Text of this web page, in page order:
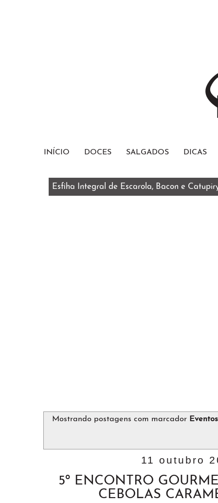
INÍCIO DOCES SALGADOS DICAS
Esfiha Integral de Escarola, Bacon e
Mostrando postagens com marcador Eventos
11 outubro
5º ENCONTRO
CEBOLAS